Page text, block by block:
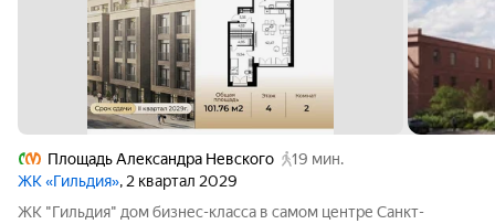
Площадь Александра Невского
19 мин.
ЖК «Гильдия», 2 квартал 2029
ЖК "Гильдия" дом бизнес-класса в самом центре Санкт-